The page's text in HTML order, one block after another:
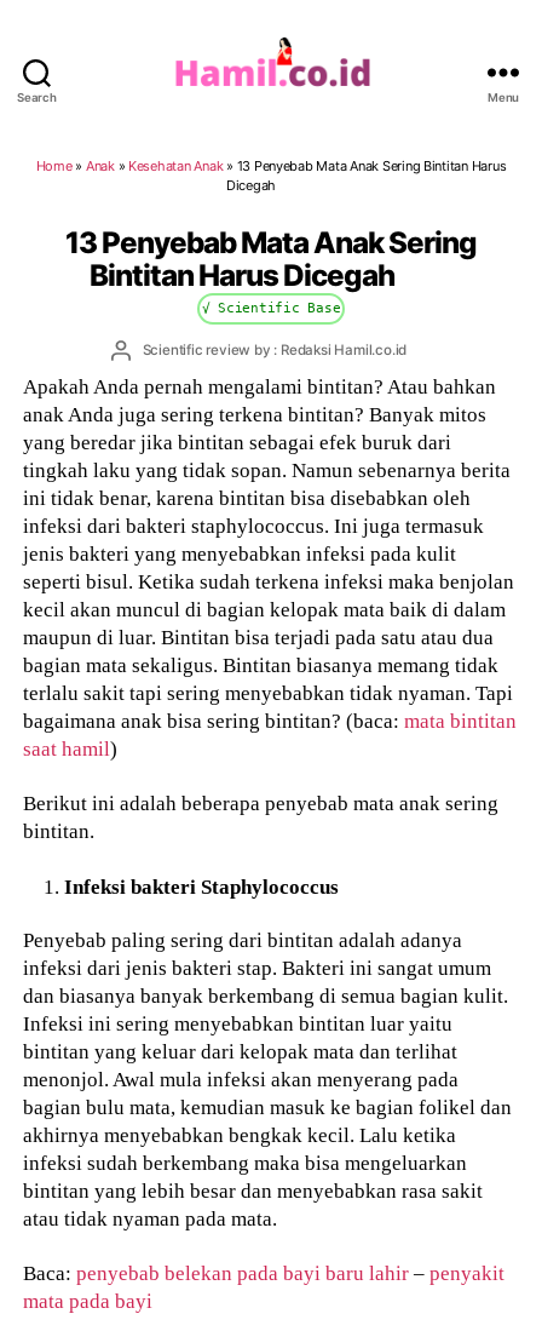
Search Menu
Home» Anak» Kesehatan Anak» 13 Penyebab Mata Anak Sering Bintitan Harus
Dicegah
13 Penyebab Mata Anak Sering
Bintitan Harus Dicegah
√ Scientific Base
PostScientific review by : Redaksi Hamil.co.id
Apakah Anda pernah mengalami bintitan? Atau bahkan
anak Anda juga sering terkena bintitan? Banyak mitos
yang beredar jika bintitan sebagai efek buruk dari
tingkah laku yang tidak sopan. Namun sebenarnya berita
ini tidak benar, karena bintitan bisa disebabkan oleh
infeksi dari bakteri staphylococcus. Ini juga termasuk
jenis bakteri yang menyebabkan infeksi pada kulit
seperti bisul. Ketika sudah terkena infeksi maka benjolan
kecil akan muncul di bagian kelopak mata baik di dalam
maupun di luar. Bintitan bisa terjadi pada satu atau dua
bagian mata sekaligus. Bintitan biasanya memang tidak
terlalu sakit tapi sering menyebabkan tidak nyaman. Tapi
bagaimana anak bisa sering bintitan? (baca:mata bintitan
saat hamil)
Berikut ini adalah beberapa penyebab mata anak sering
bintitan.
Infeksi bakteri Staphylococcus
Penyebab paling sering dari bintitan adalah adanya
infeksi dari jenis bakteri stap. Bakteri ini sangat umum
dan biasanya banyak berkembang di semua bagian kulit.
Infeksi ini sering menyebabkan bintitan luar yaitu
bintitan yang keluar dari kelopak mata dan terlihat
menonjol. Awal mula infeksi akan menyerang pada
bagian bulu mata, kemudian masuk ke bagian folikel dan
akhirnya menyebabkan bengkak kecil. Lalu ketika
infeksi sudah berkembang maka bisa mengeluarkan
bintitan yang lebih besar dan menyebabkan rasa sakit
atau tidak nyaman pada mata.
Baca:penyebab belekan pada bayi baru lahir –penyakit
mata pada bayi